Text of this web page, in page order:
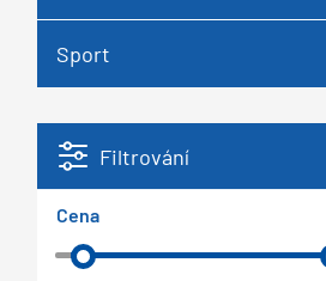
Sport
Filtrování
Cena